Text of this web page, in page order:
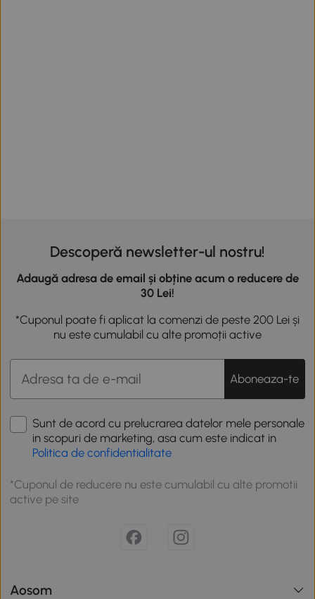
Descoperă newsletter-ul nostru!
Adaugă adresa de email și obține acum o reducere de
30 Lei!
*Cuponul poate fi aplicat la comenzi de peste 200 Lei și
nu este cumulabil cu alte promoții active
Aboneaza-te
Sunt de acord cu prelucrarea datelor mele personale
in scopuri de marketing, asa cum este indicat in
Politica de confidentialitate
*Cuponul de reducere nu este cumulabil cu alte promotii
active pe site
Aosom